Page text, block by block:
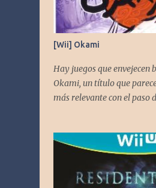
[Wii] Okami
Hay juegos que envejecen
Okami, un título que
más relevante con el paso